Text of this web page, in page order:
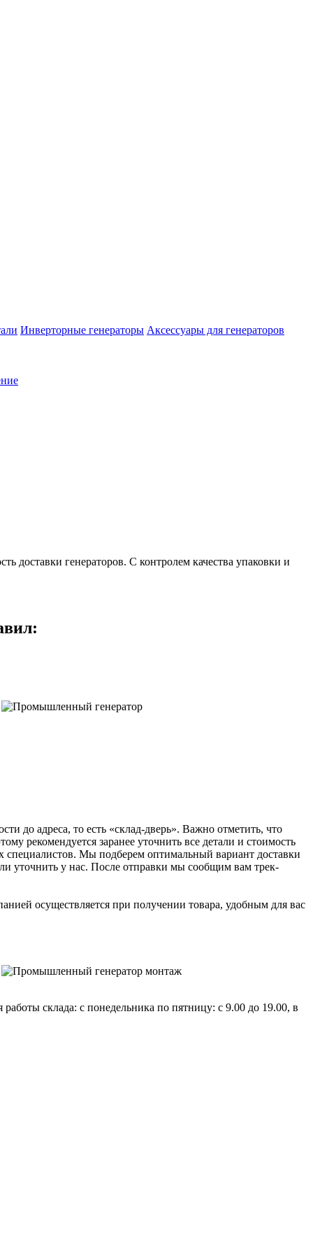
Инверторные генераторы Аксессуары для генераторов
доставки генераторов. С контролем качества упаковки и
до адреса, то есть «склад-дверь». Важно отметить, что
рекомендуется заранее уточнить все детали и стоимость
специалистов. Мы подберем оптимальный вариант доставки
уточнить у нас. После отправки мы сообщим вам трек-
осуществляется при получении товара, удобным для вас
склада: c понедельника по пятницу: с 9.00 до 19.00, в